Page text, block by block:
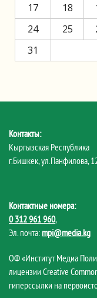
17
18
24
25
31
Контакты:
Кыргызская Республика
г.Бишкек, ул.Панфилова,
Контактные номера:
0 312 961 960,
Эл. почта: mpi@media.kg
ОФ «Институт Медиа
лицензии Creative
гиперссылки на